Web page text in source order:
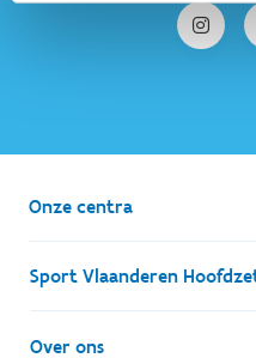
Onze centra
Sport Vlaanderen
Simon Bolivarlaan 17
Over ons